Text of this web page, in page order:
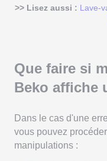
>> Lisez aussi : Lave-
Que faire si
Beko affiche
Dans le cas d'une
vous pouvez
manipulations :